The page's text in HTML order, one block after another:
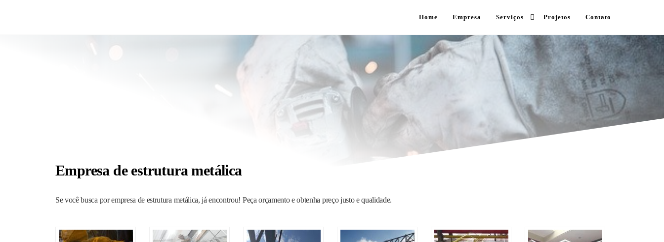
Estruturas
Home Empresa Serviços Projetos Contato
Empresa de estrutura metálica
Se você busca por empresa de estrutura metálica, já encontrou! Peça orçamento e obtenha preço justo e qualidade.